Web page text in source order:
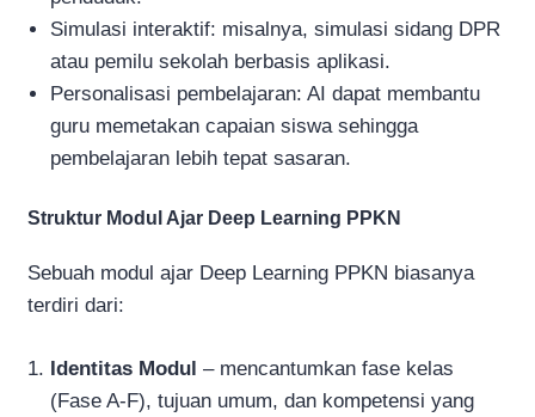
Simulasi interaktif: misalnya, simulasi sidang DPR
atau pemilu sekolah berbasis aplikasi.
Personalisasi pembelajaran: AI dapat membantu
guru memetakan capaian siswa sehingga
pembelajaran lebih tepat sasaran.
Struktur Modul Ajar Deep Learning PPKN
Sebuah modul ajar Deep Learning PPKN biasanya
terdiri dari:
Identitas Modul – mencantumkan fase kelas
(Fase A-F), tujuan umum, dan kompetensi yang